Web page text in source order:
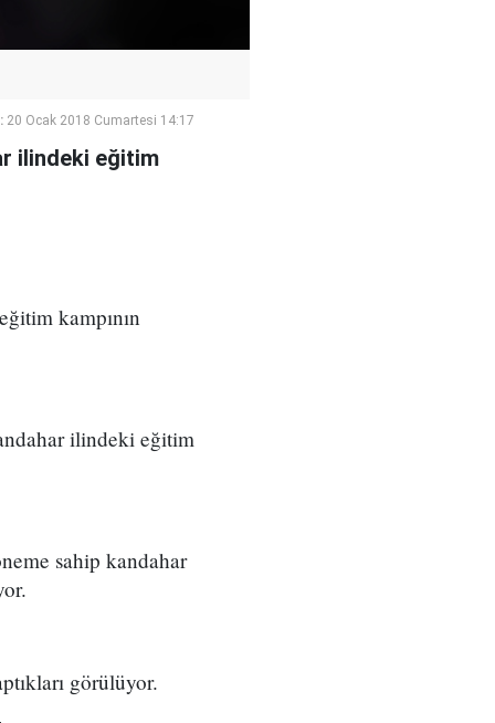
20 Ocak 2018 Cumartesi 14:17
ilindeki eğitim
kampının
ilindeki eğitim
sahip kandahar
görülüyor.